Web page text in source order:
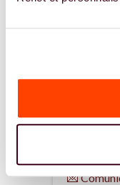
🎬 Acceso
🔬
✅
💌